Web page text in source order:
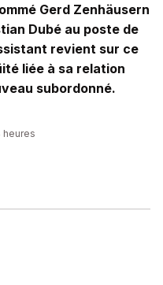
Gerd Zenhäusern
Dubé au poste de
revient sur ce
liée à sa relation
subordonné.
heures